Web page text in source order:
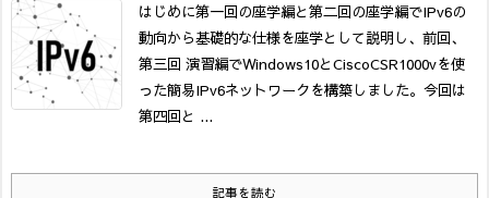
はじめに第一回の座学編と第二回の座学編でIPv6の
動向から基礎的な仕様を座学として説明し、前回、
第三回 演習編でWindows10とCiscoCSR1000vを使
った簡易IPv6ネットワークを構築しました。 今回は
第四回と ...
記事を読む